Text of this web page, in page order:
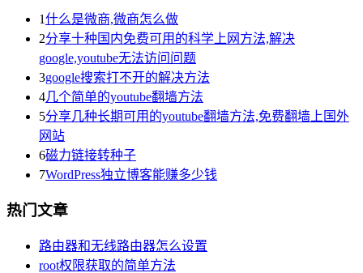
1什么是微商,微商怎么做
2分享十种国内免费可用的科学上网方法,解决
google,youtube无法访问问题
3google搜索打不开的解决方法
4几个简单的youtube翻墙方法
5分享几种长期可用的youtube翻墙方法,免费翻墙上国外
网站
6磁力链接转种子
7WordPress独立博客能赚多少钱
热门文章
路由器和无线路由器怎么设置
root权限获取的简单方法